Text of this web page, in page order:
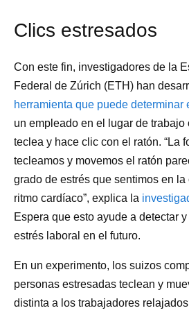
Clics estresados
Con este fin, investigadores de la
Federal de Zúrich (ETH) han
herramienta que puede determinar
un empleado en el lugar de trabajo
teclea y hace clic con el ratón. “La
tecleamos y movemos el ratón
grado de estrés que sentimos en
ritmo cardíaco”, explica la
Espera que esto ayude a detectar
estrés laboral en el futuro.
En un experimento, los suizos
personas estresadas teclean y
distinta a los trabajadores